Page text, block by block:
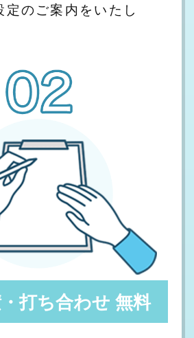
定のご案内をいたし
打ち合わせ 無料